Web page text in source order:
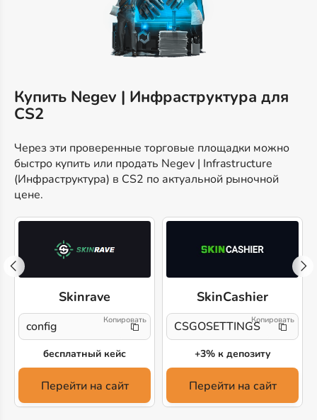
Купить Negev | Инфраструктура для
CS2
Через эти проверенные торговые площадки можно
быстро купить или продать Negev | Infrastructure
(Инфраструктура) в CS2 по актуальной рыночной
цене.
Skinrave
config
бесплатный кейс
Перейти на сайт
SkinCashier
CSGOSETTINGS
+3% к депозиту
Перейти на сайт